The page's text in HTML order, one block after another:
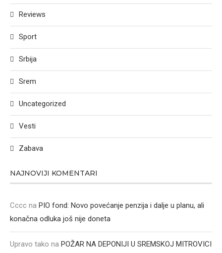
Reviews
Sport
Srbija
Srem
Uncategorized
Vesti
Zabava
NAJNOVIJI KOMENTARI
Cccc na PIO fond: Novo povećanje penzija i dalje u planu, ali
konačna odluka još nije doneta
Upravo tako na POŽAR NA DEPONIJI U SREMSKOJ MITROVICI